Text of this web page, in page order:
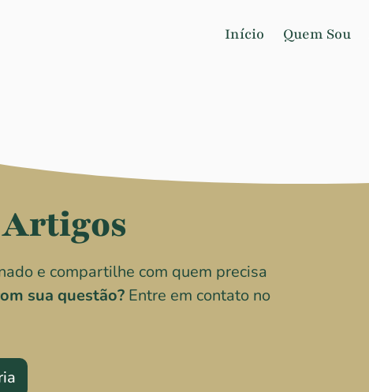
Início Quem Sou
e compartilhe com quem precisa
sua questão? Entre em contato no